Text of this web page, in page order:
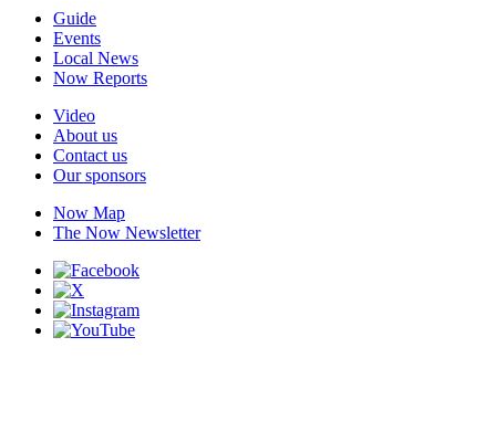
Guide
Events
Local News
Now Reports
Video
About us
Contact us
Our sponsors
Now Map
The Now Newsletter